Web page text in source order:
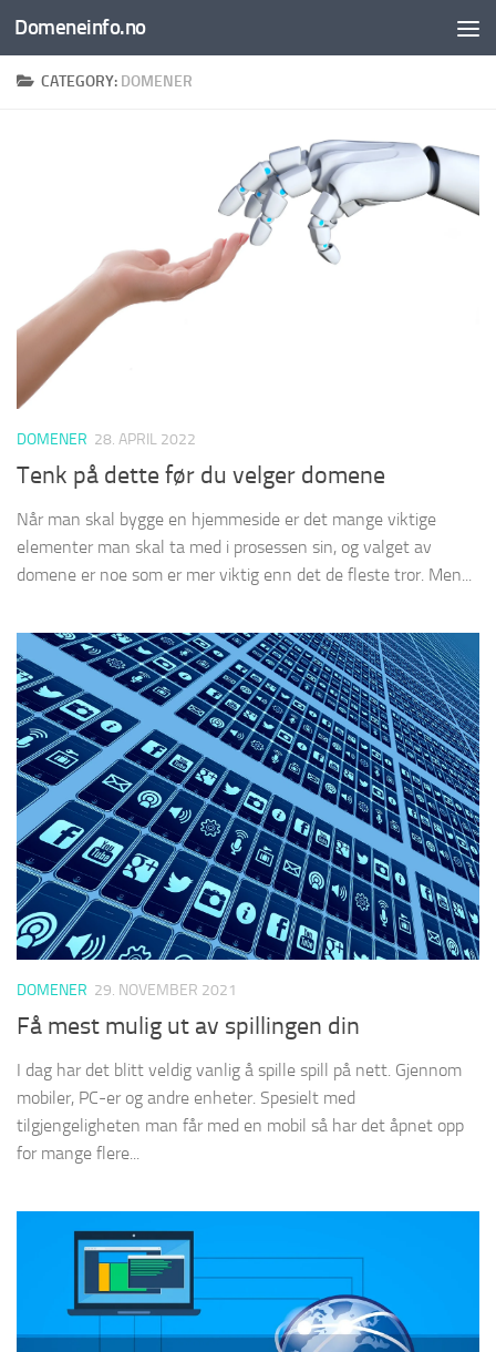
Skip to content
Domeneinfo.no
CATEGORY: DOMENER
DOMENER 28. APRIL 2022
Tenk på dette før du velger domene
Når man skal bygge en hjemmeside er det mange viktige
elementer man skal ta med i prosessen sin, og valget av
domene er noe som er mer viktig enn det de fleste tror. Men...
DOMENER 29. NOVEMBER 2021
Få mest mulig ut av spillingen din
I dag har det blitt veldig vanlig å spille spill på nett. Gjennom
mobiler, PC-er og andre enheter. Spesielt med
tilgjengeligheten man får med en mobil så har det åpnet opp
for mange flere...